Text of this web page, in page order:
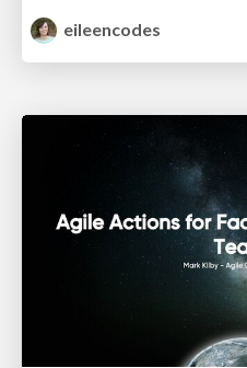
eileencodes